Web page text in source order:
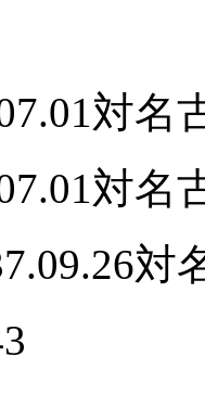
対名
対
対